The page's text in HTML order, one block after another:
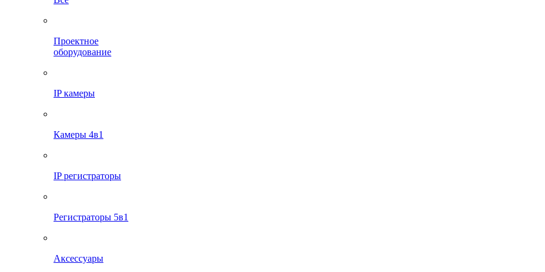
Проектное
оборудование
IP камеры
Камеры 4в1
IP регистраторы
Регистраторы 5в1
Аксессуары